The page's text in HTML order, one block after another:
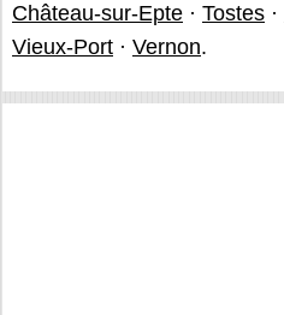
Château-sur-Epte · Tostes ·
Vieux-Port · Vernon.